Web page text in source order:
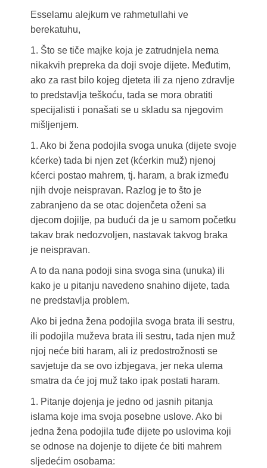
Esselamu alejkum ve rahmetullahi ve
berekatuhu,
1. Što se tiče majke koja je zatrudnjela nema
nikakvih prepreka da doji svoje dijete. Međutim,
ako za rast bilo kojeg djeteta ili za njeno zdravlje
to predstavlja teškoću, tada se mora obratiti
specijalisti i ponašati se u skladu sa njegovim
mišljenjem.
1. Ako bi žena podojila svoga unuka (dijete svoje
kćerke) tada bi njen zet (kćerkin muž) njenoj
kćerci postao mahrem, tj. haram, a brak između
njih dvoje neispravan. Razlog je to što je
zabranjeno da se otac dojenčeta oženi sa
djecom dojilje, pa budući da je u samom početku
takav brak nedozvoljen, nastavak takvog braka
je neispravan.
A to da nana podoji sina svoga sina (unuka) ili
kako je u pitanju navedeno snahino dijete, tada
ne predstavlja problem.
Ako bi jedna žena podojila svoga brata ili sestru,
ili podojila muževa brata ili sestru, tada njen muž
njoj neće biti haram, ali iz predostrožnosti se
savjetuje da se ovo izbjegava, jer neka ulema
smatra da će joj muž tako ipak postati haram.
1. Pitanje dojenja je jedno od jasnih pitanja
islama koje ima svoja posebne uslove. Ako bi
jedna žena podojila tuđe dijete po uslovima koji
se odnose na dojenje to dijete će biti mahrem
sljedećim osobama: